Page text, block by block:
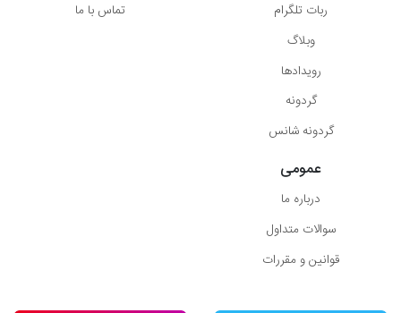
ربات تلگرام
وبلاگ
رویدادها
گردونه
گردونه شانس
تماس با ما
عمومی
درباره ما
سوالات متداول
قوانین و مقررات